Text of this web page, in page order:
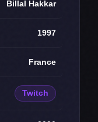
Billal Hakkar
1997
France
Twitch